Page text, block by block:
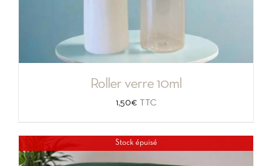
Roller verre 10ml
1,50€ TTC
Stock épuisé